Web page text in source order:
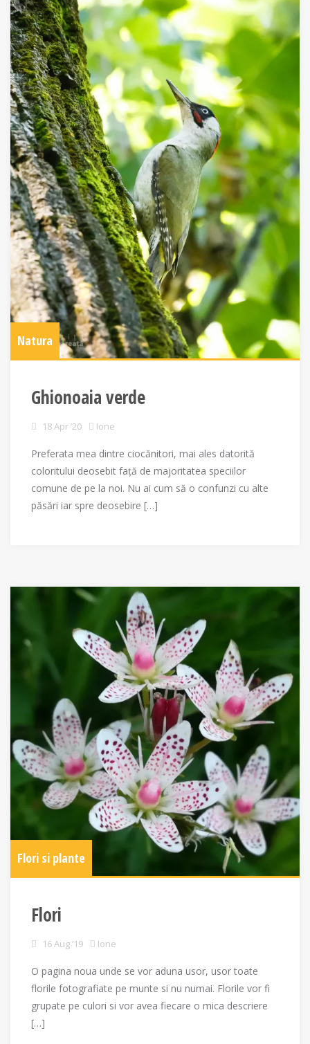
Natura
Ghionoaia verde
18 Apr ’20 Ione
Preferata mea dintre ciocănitori, mai ales datorită
coloritului deosebit față de majoritatea speciilor
comune de pe la noi. Nu ai cum să o confunzi cu alte
păsări iar spre deosebire […]
Flori si plante
Flori
16 Aug ’19 Ione
O pagina noua unde se vor aduna usor, usor toate
florile fotografiate pe munte si nu numai. Florile vor fi
grupate pe culori si vor avea fiecare o mica descriere
[…]